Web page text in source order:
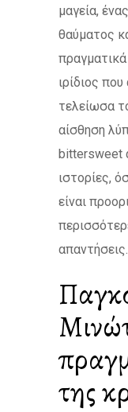
μαγεία,
θαύματος
ιρίδιος
τελείωσα
αίσθηση
bittersweet
ιστορίες,
είναι
απαντήσεις.
της